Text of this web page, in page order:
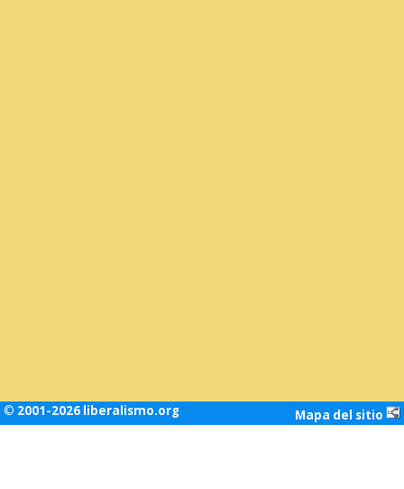
© 2001-2026 liberalismo.org Mapa del sitio